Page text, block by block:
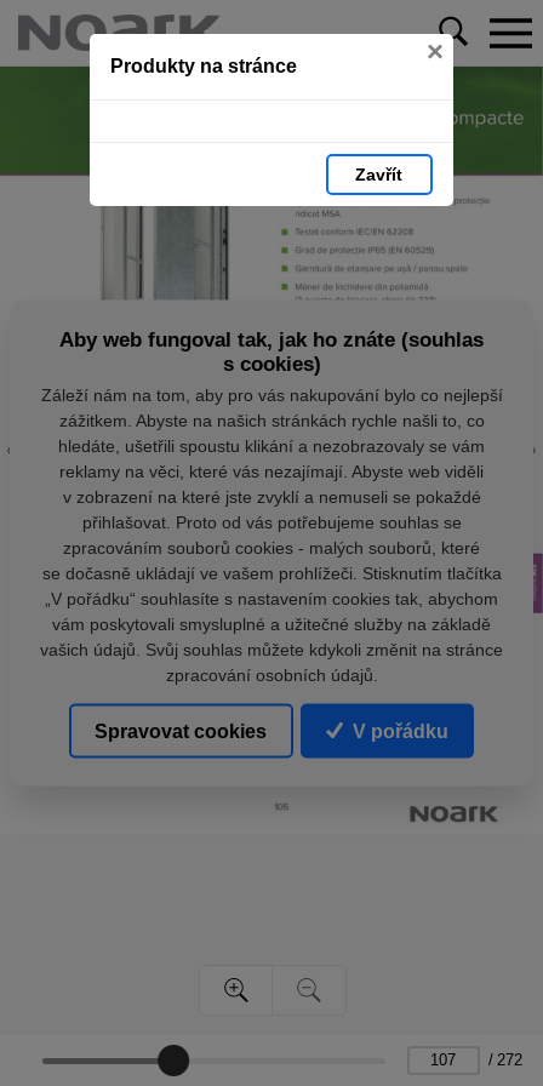
Produkty na stránce ×
Zavřít
/ 272
Aby web fungoval tak, jak ho znáte (souhlas
s cookies)
Záleží nám na tom, aby pro vás nakupování bylo co nejlepší
zážitkem. Abyste na našich stránkách rychle našli to, co
hledáte, ušetřili spoustu klikání a nezobrazovaly se vám
reklamy na věci, které vás nezajímají. Abyste web viděli
v zobrazení na které jste zvyklí a nemuseli se pokaždé
přihlašovat. Proto od vás potřebujeme souhlas se
zpracováním souborů cookies - malých souborů, které
se dočasně ukládají ve vašem prohlížeči. Stisknutím tlačítka
„V pořádku“ souhlasíte s nastavením cookies tak, abychom
vám poskytovali smysluplné a užitečné služby na základě
vašich údajů. Svůj souhlas můžete kdykoli změnit na stránce
zpracování osobních údajů.
Spravovat cookies V pořádku